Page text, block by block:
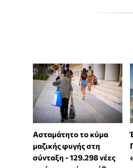
Ασταμάτητο το κύμα
μαζικής φυγής στη
σύνταξη - 129.298 νέες